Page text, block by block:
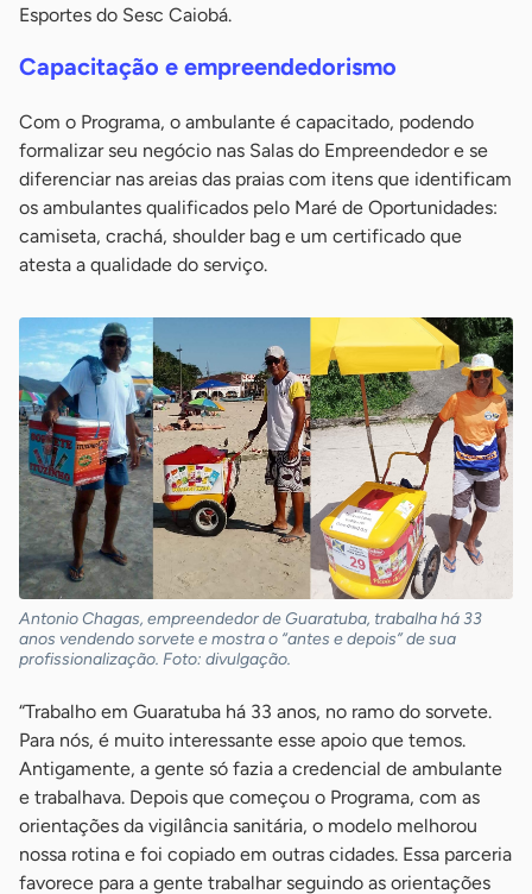
Esportes do Sesc Caiobá.
Capacitação e empreendedorismo
Com o Programa, o ambulante é capacitado, podendo
formalizar seu negócio nas Salas do Empreendedor e se
diferenciar nas areias das praias com itens que identificam
os ambulantes qualificados pelo Maré de Oportunidades:
camiseta, crachá, shoulder bag e um certificado que
atesta a qualidade do serviço.
Antonio Chagas, empreendedor de Guaratuba, trabalha há 33
anos vendendo sorvete e mostra o “antes e depois” de sua
profissionalização. Foto: divulgação.
“Trabalho em Guaratuba há 33 anos, no ramo do sorvete.
Para nós, é muito interessante esse apoio que temos.
Antigamente, a gente só fazia a credencial de ambulante
e trabalhava. Depois que começou o Programa, com as
orientações da vigilância sanitária, o modelo melhorou
nossa rotina e foi copiado em outras cidades. Essa parceria
favorece para a gente trabalhar seguindo as orientações